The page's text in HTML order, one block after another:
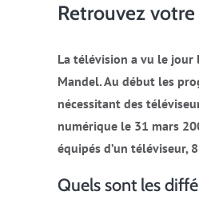
Retrouvez
La télévision a vu le jour
Mandel. Au début les
nécessitant des
numérique le 31 mars
équipés d’un
Quels sont les